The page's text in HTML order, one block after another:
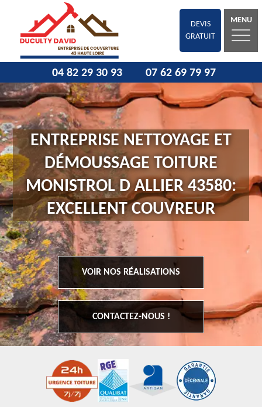
DEVIS
GRATUIT
MENU
04 82 29 30 93 07 62 69 79 97
ENTREPRISE NETTOYAGE ET
DÉMOUSSAGE TOITURE
MONISTROL D ALLIER 43580:
EXCELLENT COUVREUR
VOIR NOS RÉALISATIONS
CONTACTEZ-NOUS !